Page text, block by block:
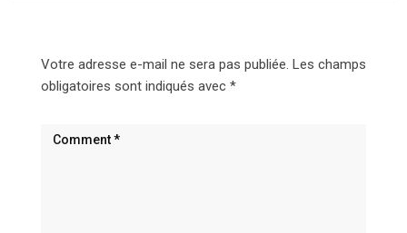
Votre adresse e-mail ne sera pas publiée. Les champs
obligatoires sont indiqués avec *